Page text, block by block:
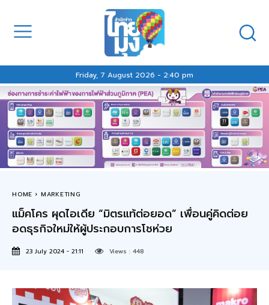
Friday, 7 August 2026 - 2:40 pm
HOME MARKETING
แม็คโคร ผุดไอเดีย “มิตรแท้ต่อยอด” เพื่อนคู่คิดต่อย
อดธุรกิจใหม่ให้ผู้ประกอบการโชห่วย
23 July 2024 - 21:11 Views : 448